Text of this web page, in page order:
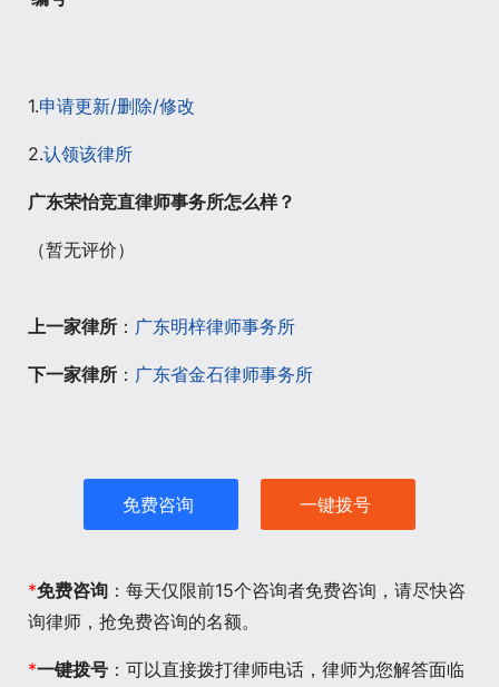
1.申请更新/删除/修改
2.认领该律所
广东荣怡竞直律师事务所怎么样？
（暂无评价）
上一家律所 ： 广东明梓律师事务所
下一家律所 ： 广东省金石律师事务所
免费咨询 一键拨号
*免费咨询 ：每天仅限前15个咨询者免费咨询，请尽快咨
询律师，抢免费咨询的名额。
*一键拨号 ：可以直接拨打律师电话，律师为您解答面临